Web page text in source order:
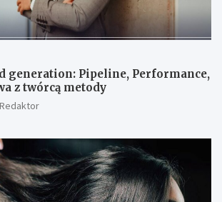
generation: Pipeline, Performance,
z twórcą metody
Redaktor